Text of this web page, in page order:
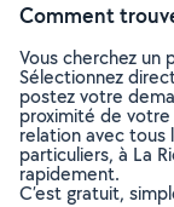
Comment
Vous cherchez un
Sélectionnez
postez votre
proximité de votre
relation avec tous
particuliers, à La
rapidement.
C’est gratuit,